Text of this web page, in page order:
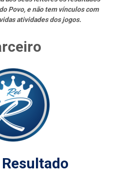
Povo, e não tem vínculos com
atividades dos jogos.